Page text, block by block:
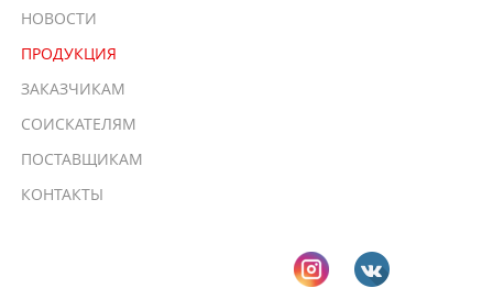
НОВОСТИ
ПРОДУКЦИЯ
ЗАКАЗЧИКАМ
СОИСКАТЕЛЯМ
ПОСТАВЩИКАМ
КОНТАКТЫ